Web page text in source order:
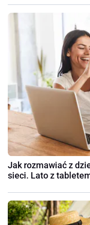
Jak rozmawiać z
sieci. Lato z